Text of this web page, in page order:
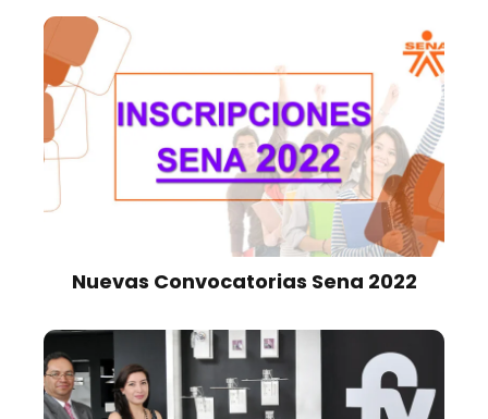
Nuevas Convocatorias Sena 2022